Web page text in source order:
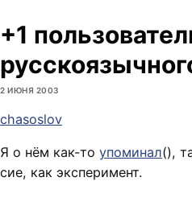
+1
2 ИЮНЯ 2003
chasoslov
Я о нём как-то упоминал(),
сие, как эксперимент.